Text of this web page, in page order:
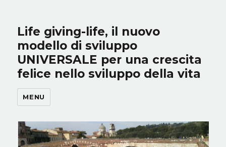
Life giving-life, il nuovo
modello di sviluppo
UNIVERSALE per una crescita
felice nello sviluppo della vita
MENU